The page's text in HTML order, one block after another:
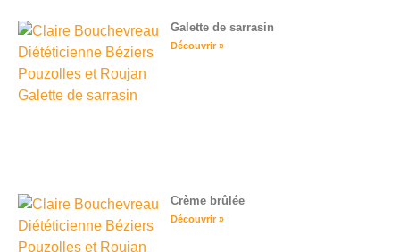
Galette de sarrasin
Découvrir »
Crème brûlée
Découvrir »